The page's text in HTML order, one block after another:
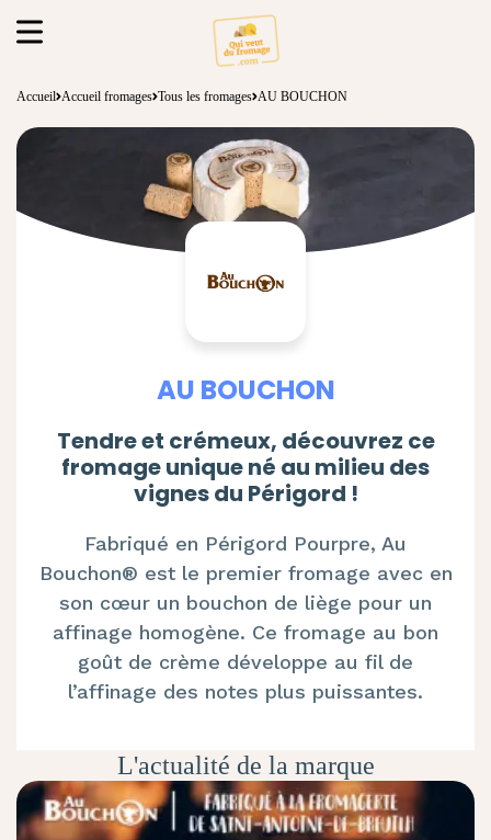
Accueil Accueil fromages Tous les fromages AU BOUCHON
AU BOUCHON
Tendre et crémeux, découvrez ce
fromage unique né au milieu des
vignes du Périgord !
Fabriqué en Périgord Pourpre, Au
Bouchon® est le premier fromage avec en
son cœur un bouchon de liège pour un
affinage homogène. Ce fromage au bon
goût de crème développe au fil de
l’affinage des notes plus puissantes.
L'actualité de la marque